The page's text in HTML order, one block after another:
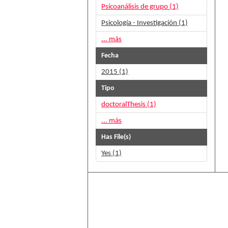
Psicoanálisis de grupo (1)
Psicología - Investigación (1)
... más
Fecha
2015 (1)
Tipo
doctoralThesis (1)
... más
Has File(s)
Yes (1)